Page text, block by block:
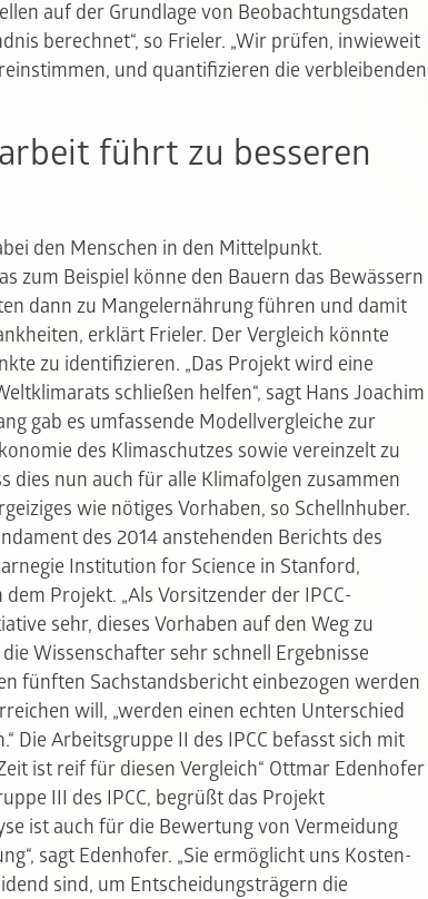
auf der Grundlage von Beobachtungsdaten
berechnet“, so Frieler. „Wir prüfen, inwieweit
und quantifizieren die verbleibenden
führt zu besseren
den Menschen in den Mittelpunkt.
zum Beispiel könne den Bauern das Bewässern
dann zu Mangelernährung führen und damit
erklärt Frieler. Der Vergleich könnte
zu identifizieren. „Das Projekt wird eine
schließen helfen“, sagt Hans Joachim
gab es umfassende Modellvergleiche zur
des Klimaschutzes sowie vereinzelt zu
dies nun auch für alle Klimafolgen zusammen
wie nötiges Vorhaben, so Schellnhuber.
des 2014 anstehenden Berichts des
Institution for Science in Stanford,
Projekt. „Als Vorsitzender der IPCC-
sehr, dieses Vorhaben auf den Weg zu
Wissenschafter sehr schnell Ergebnisse
fünften Sachstandsbericht einbezogen werden
will, „werden einen echten Unterschied
Die Arbeitsgruppe II des IPCC befasst sich mit
ist reif für diesen Vergleich“ Ottmar Edenhofer
III des IPCC, begrüßt das Projekt
ist auch für die Bewertung von Vermeidung
sagt Edenhofer. „Sie ermöglicht uns Kosten-
sind, um Entscheidungsträgern die